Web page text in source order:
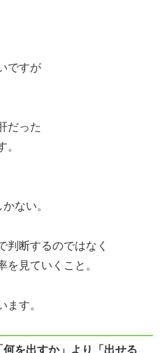
ですが
だった
。
ない。
判断するのではなく
を見ていくこと。
ます。
を出すか」より「出せる